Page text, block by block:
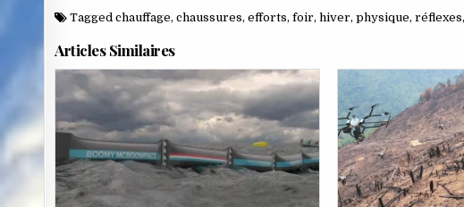
Taggedchauffage,chaussures,efforts,foir,hiver,physique,réflexes
Articles Similaires
Posted
in
in